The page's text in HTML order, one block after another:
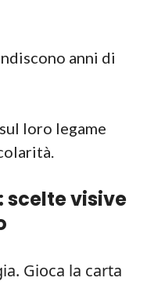
anni di
loro legame
scelte visive
Gioca la carta